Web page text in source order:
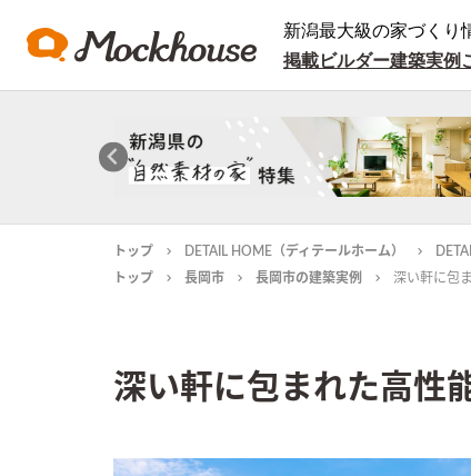
新潟最大級の家づくり
掲載ビルダー建築実例
トップ DETAIL HOME（ディテールホーム）
トップ
長岡市 長岡市の建築実例 深い軒に包
深い軒に包まれた高性